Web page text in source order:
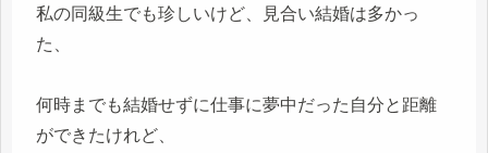
私の同級生でも珍しいけど、見合い結婚は多かっ
た、
何時までも結婚せずに仕事に夢中だった自分と距離
ができたけれど、